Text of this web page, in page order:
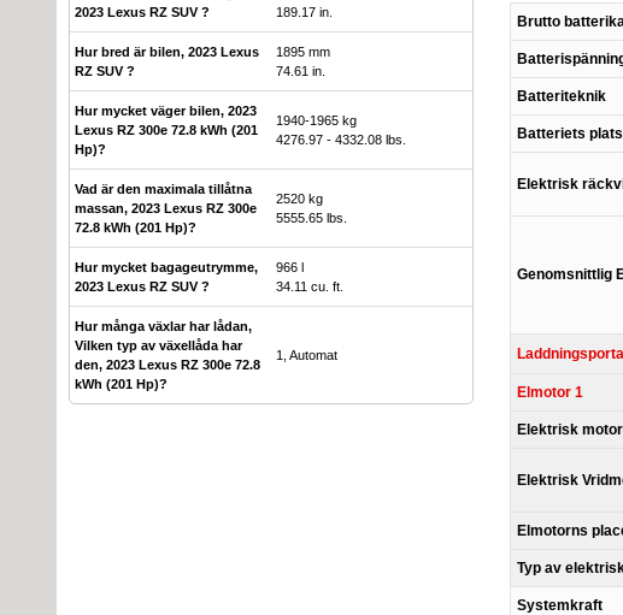
2023 Lexus RZ SUV ?
189.17 in.
Hur bred är bilen, 2023 Lexus
RZ SUV ?
1895 mm
74.61 in.
Hur mycket väger bilen, 2023
Lexus RZ 300e 72.8 kWh (201
Hp)?
1940-1965 kg
4276.97 - 4332.08 lbs.
Vad är den maximala tillåtna
massan, 2023 Lexus RZ 300e
72.8 kWh (201 Hp)?
2520 kg
5555.65 lbs.
Hur mycket bagageutrymme,
2023 Lexus RZ SUV ?
966 l
34.11 cu. ft.
Hur många växlar har lådan,
Vilken typ av växellåda har
den, 2023 Lexus RZ 300e 72.8
kWh (201 Hp)?
1, Automat
Brutto
Batteriteknik
Batteriets plats
Elektrisk
Genomsnittlig
Elmotor 1
Elektrisk
Elektrisk
Elmotorns
Typ av
Systemkraft